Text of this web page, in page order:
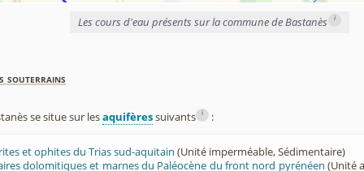
Les cours d'eau présents sur la commune de Bastanès i
souterrains
se situe sur lesaquifèressuivants i :
et ophites du Trias sud-aquitain (Unité imperméable, Sédimentaire)
dolomitiques et marnes du Paléocène du front nord pyrénéen (Unité